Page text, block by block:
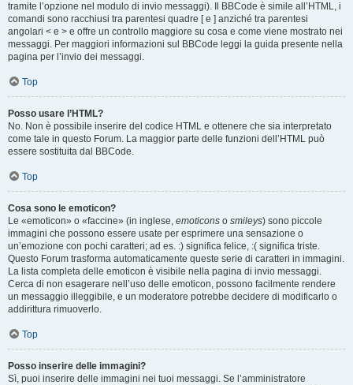
tramite l’opzione nel modulo di invio messaggi). Il BBCode è simile all’HTML, i
comandi sono racchiusi tra parentesi quadre [ e ] anziché tra parentesi
angolari < e > e offre un controllo maggiore su cosa e come viene mostrato nei
messaggi. Per maggiori informazioni sul BBCode leggi la guida presente nella
pagina per l’invio dei messaggi.
Top
Posso usare l’HTML?
No. Non è possibile inserire del codice HTML e ottenere che sia interpretato
come tale in questo Forum. La maggior parte delle funzioni dell’HTML può
essere sostituita dal BBCode.
Top
Cosa sono le emoticon?
Le «emoticon» o «faccine» (in inglese, emoticons o smileys) sono piccole
immagini che possono essere usate per esprimere una sensazione o
un’emozione con pochi caratteri; ad es. :) significa felice, :( significa triste.
Questo Forum trasforma automaticamente queste serie di caratteri in immagini.
La lista completa delle emoticon è visibile nella pagina di invio messaggi.
Cerca di non esagerare nell’uso delle emoticon, possono facilmente rendere
un messaggio illeggibile, e un moderatore potrebbe decidere di modificarlo o
addirittura rimuoverlo.
Top
Posso inserire delle immagini?
Sì, puoi inserire delle immagini nei tuoi messaggi. Se l’amministratore